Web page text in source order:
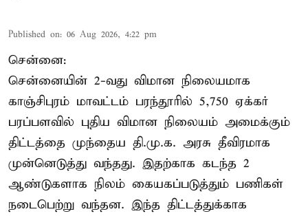
Published on: 06 Aug 2026, 4:22 pm
சென்னை:
சென்னையின் 2-வது விமான நிலையமாக
காஞ்சிபுரம் மாவட்டம் பரந்தூரில் 5,750 ஏக்கர்
பரப்பளவில் புதிய விமான நிலையம் அமைக்கும்
திட்டத்தை முந்தைய தி.மு.க. அரசு தீவிரமாக
முன்னெடுத்து வந்தது. இதற்காக கடந்த 2
ஆண்டுகளாக நிலம் கையகப்படுத்தும் பணிகள்
நடைபெற்று வந்தன. இந்த திட்டத்துக்காக